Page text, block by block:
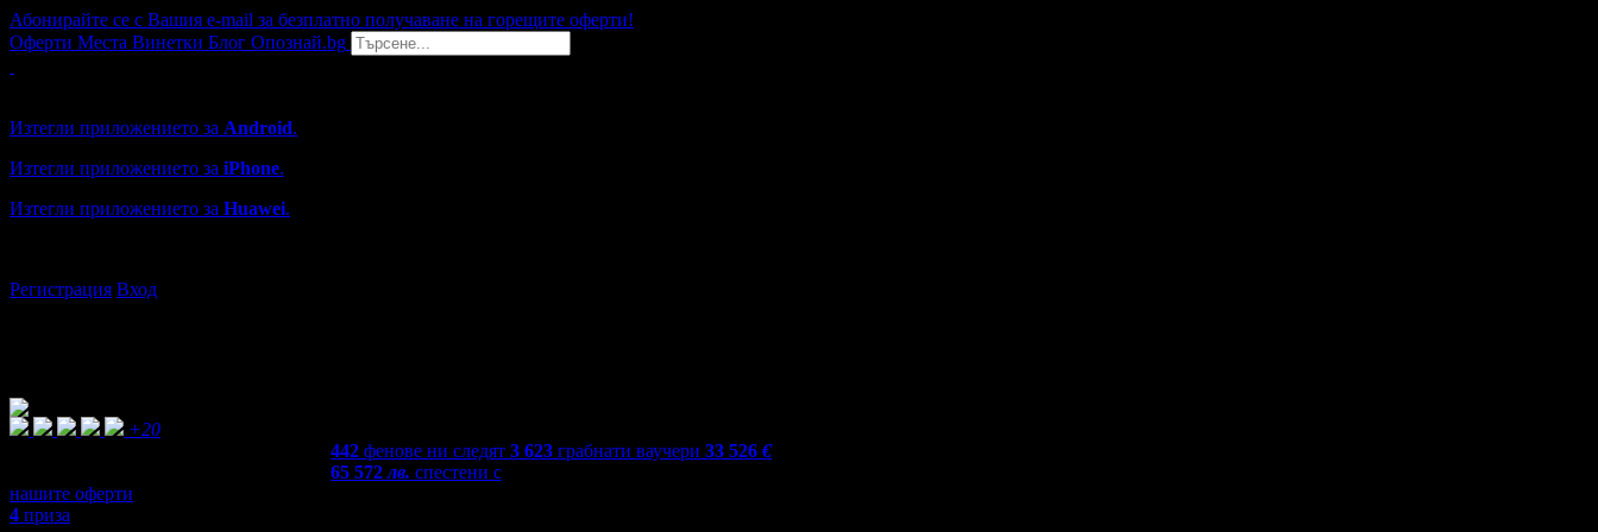
Абонирайте се с Вашия e-mail за безплатно получаване на горещите оферти!
Оферти Места Винетки Блог Опознай.bg
Изтегли приложението за Android.
Изтегли приложението за iPhone.
Изтегли приложението за Huawei.
Регистрация Вход
+20
442 фенове ни следят 3 623 грабнати ваучери 33 526 €
65 572лв. спестени с
нашите оферти
4 приза